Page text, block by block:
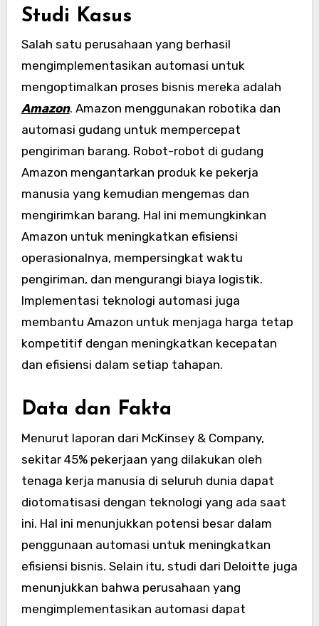
Studi Kasus
Salah satu perusahaan yang berhasil
mengimplementasikan automasi untuk
mengoptimalkan proses bisnis mereka adalah
Amazon. Amazon menggunakan robotika dan
automasi gudang untuk mempercepat
pengiriman barang. Robot-robot di gudang
Amazon mengantarkan produk ke pekerja
manusia yang kemudian mengemas dan
mengirimkan barang. Hal ini memungkinkan
Amazon untuk meningkatkan efisiensi
operasionalnya, mempersingkat waktu
pengiriman, dan mengurangi biaya logistik.
Implementasi teknologi automasi juga
membantu Amazon untuk menjaga harga tetap
kompetitif dengan meningkatkan kecepatan
dan efisiensi dalam setiap tahapan.
Data dan Fakta
Menurut laporan dari McKinsey & Company,
sekitar 45% pekerjaan yang dilakukan oleh
tenaga kerja manusia di seluruh dunia dapat
diotomatisasi dengan teknologi yang ada saat
ini. Hal ini menunjukkan potensi besar dalam
penggunaan automasi untuk meningkatkan
efisiensi bisnis. Selain itu, studi dari Deloitte juga
menunjukkan bahwa perusahaan yang
mengimplementasikan automasi dapat